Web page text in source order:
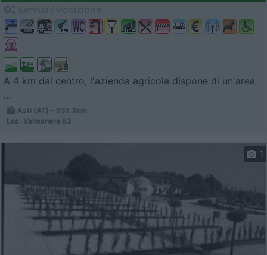
A 4 km dal centro, l'azienda agricola dispone di un'area
...
Asti (AT) - 931.3km
Loc. Valmanera 63
1